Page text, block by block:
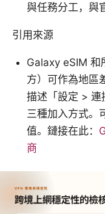
與任務分工，與
引用來源
Galaxy eSIM 和
方）可作為地區
描述「設定 > 連
三種加入方式。
值。鏈接在此：
商